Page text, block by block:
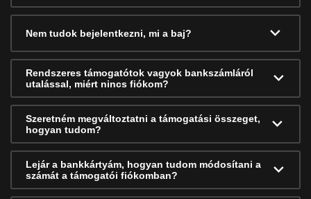
Nem tudok bejelentkezni, mi a baj?
Rendszeres támogatótok vagyok bankszámláról
utalással, miért nincs fiókom?
Szeretném megváltoztatni a támogatási összeget,
hogyan tudom?
Lejár a bankkártyám, hogyan tudom módosítani a
számát a támogatói fiókomban?